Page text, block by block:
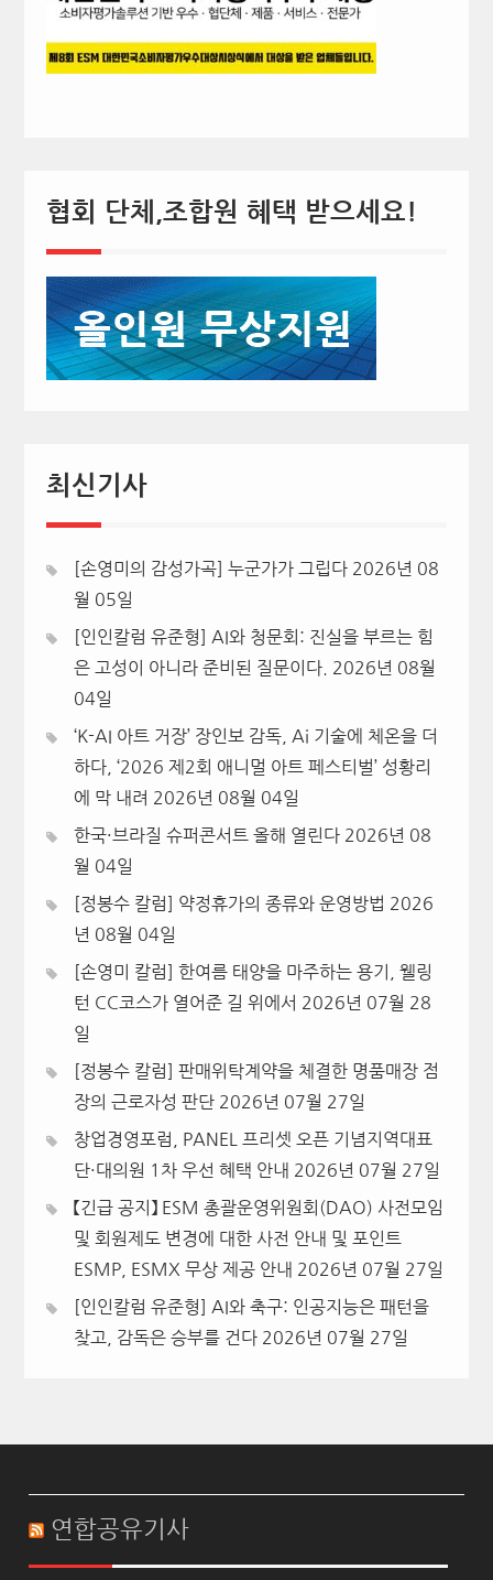
협회 단체,조합원 혜택 받으세요!
최신기사
[손영미의 감성가곡] 누군가가 그립다 2026년 08
월 05일
[인인칼럼 유준형] AI와 청문회: 진실을 부르는 힘
은 고성이 아니라 준비된 질문이다.
2026년 08월
04일
‘K-AI 아트 거장’ 장인보 감독, Ai 기술에 체온을 더
하다, ‘2026 제2회 애니멀 아트 페스티벌’ 성황리
에 막 내려 2026년 08월 04일
한국·브라질 슈퍼콘서트 올해 열린다 2026년 08
월 04일
[정봉수 칼럼] 약정휴가의 종류와 운영방법 2026
년 08월 04일
[손영미 칼럼] 한여름 태양을 마주하는 용기, 웰링
턴 CC코스가 열어준 길 위에서 2026년 07월 28
일
[정봉수 칼럼] 판매위탁계약을 체결한 명품매장 점
장의 근로자성 판단 2026년 07월 27일
창업경영포럼, PANEL 프리셋 오픈 기념지역대표
단·대의원 1차 우선 혜택 안내 2026년 07월 27일
【긴급 공지】 ESM 총괄운영위원회(DAO) 사전모임
및 회원제도 변경에 대한 사전 안내 및 포인트
ESMP, ESMX 무상 제공 안내 2026년 07월 27일
[인인칼럼 유준형] AI와 축구: 인공지능은 패턴을
찾고, 감독은 승부를 건다 2026년 07월 27일
연합공유기사